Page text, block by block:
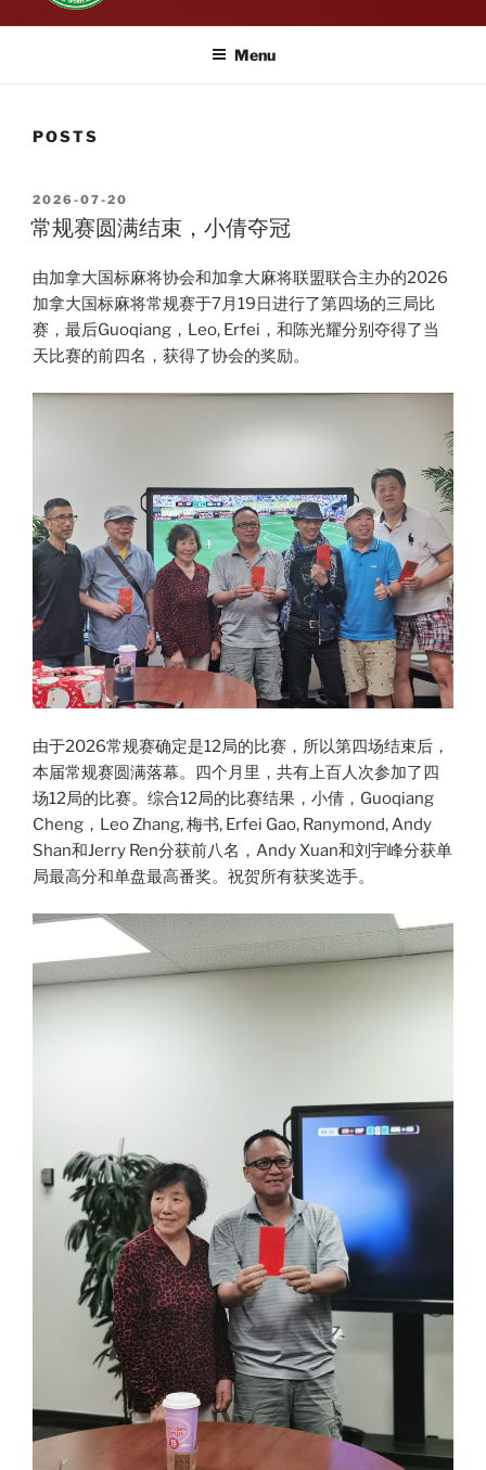
Menu
POSTS
POSTED
ON
2026-07-20
常规赛圆满结束，小倩夺冠
由加拿大国标麻将协会和加拿大麻将联盟联合主办的2026
加拿大国标麻将常规赛于7月19日进行了第四场的三局比
赛，最后Guoqiang，Leo, Erfei，和陈光耀分别夺得了当
天比赛的前四名，获得了协会的奖励。
由于2026常规赛确定是12局的比赛，所以第四场结束后，
本届常规赛圆满落幕。四个月里，共有上百人次参加了四
场12局的比赛。综合12局的比赛结果，小倩，Guoqiang
Cheng，Leo Zhang, 梅书, Erfei Gao, Ranymond, Andy
Shan和Jerry Ren分获前八名，Andy Xuan和刘宇峰分获单
局最高分和单盘最高番奖。祝贺所有获奖选手。